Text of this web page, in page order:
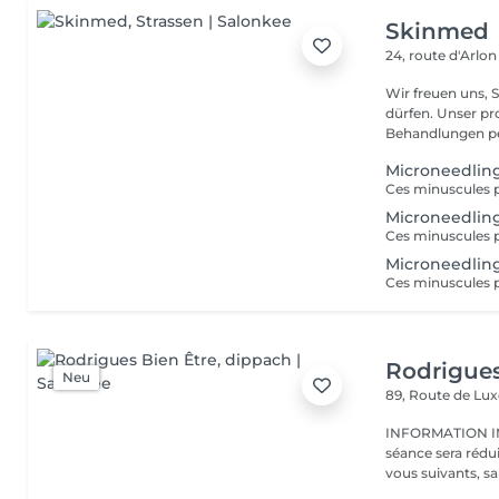
Skinmed
24, route
Wir freuen uns,
dürfen. Unser professionnelles Ästhétikteam wird Sie bei Ihren
Behandlungen
Neu
89, Route de
INFORMATION IMPORTANTE :
séance sera
vous suivants,